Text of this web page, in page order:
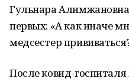
Гульнара
первых: «А как иначе
медсестер
После ковид-